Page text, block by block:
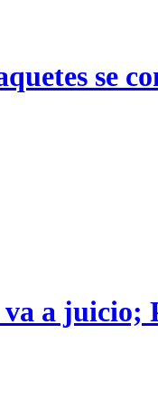
se
a juicio;